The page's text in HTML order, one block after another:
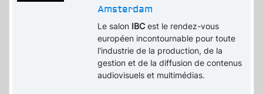
Amsterdam
Le salon IBCest le rendez-vous
européen incontournable pour toute
l'industrie de la production, de la
gestion et de la diffusion de contenus
audiovisuels et multimédias.